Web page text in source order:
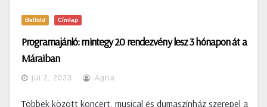
Belföld Címlap
Programajánló: mintegy 20 rendezvény lesz 3 hónapon át a
Máraiban
júl 2, 2023 Agria
Többek között koncert, musical és dumaszínház szerepel a